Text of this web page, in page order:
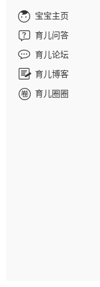
宝宝主页
育儿问答
育儿论坛
育儿博客
育儿圈圈